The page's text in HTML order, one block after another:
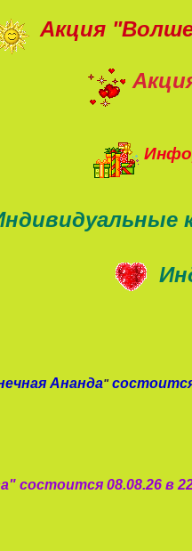
Акция
Ананда"
" состоится 08.08.26 в